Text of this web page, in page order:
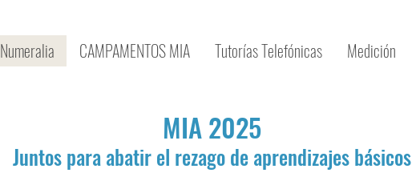
Numeralia CAMPAMENTOS MIA Tutorías Telefónicas Medición
MIA 2025
Juntos para abatir el rezago de aprendizajes básicos